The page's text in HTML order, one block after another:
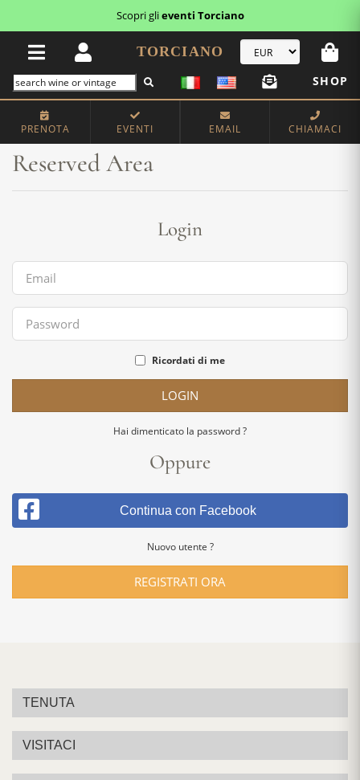
Scopri glieventi Torciano
TORCIANO
SHOP
PRENOTA EVENTI EMAIL CHIAMACI
Home Reserved Area
Reserved Area
Login
Ricordati di me
LOGIN
Hai dimenticato la password ?
Oppure
Continua con Facebook
Nuovo utente ?
REGISTRATI ORA
TENUTA
VISITACI